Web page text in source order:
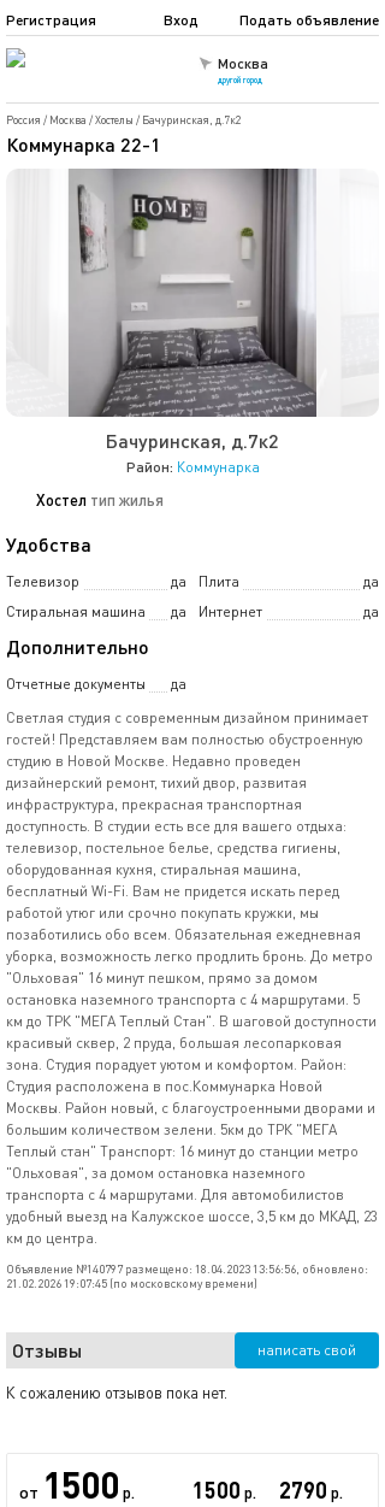
Москва
другой город
Подать объявление
Регистрация Вход
Россия / Москва /Хостелы / Бачуринская, д.7к2
Коммунарка 22-1
Бачуринская, д.7к2
Район: Коммунарка
Хостел тип жилья
Удобства
Телевизор да Плита
да
Стиральная машина
да Интернет да
Дополнительно
Отчетные документы
да
Светлая студия с современным дизайном принимает
гостей! Представляем вам полностью обустроенную
студию в Новой Москве. Недавно проведен
дизайнерский ремонт, тихий двор, развитая
инфраструктура, прекрасная транспортная
доступность. В студии есть все для вашего отдыха:
телевизор, постельное белье, средства гигиены,
оборудованная кухня, стиральная машина,
бесплатный Wi-Fi. Вам не придется искать перед
работой утюг или срочно покупать кружки, мы
позаботились обо всем. Обязательная ежедневная
уборка, возможность легко продлить бронь. До метро
"Ольховая" 16 минут пешком, прямо за домом
остановка наземного транспорта с 4 маршрутами. 5
км до ТРК "МЕГА Теплый Стан". В шаговой доступности
красивый сквер, 2 пруда, большая лесопарковая
зона. Студия порадует уютом и комфортом. Район:
Студия расположена в пос.Коммунарка Новой
Москвы. Район новый, с благоустроенными дворами и
большим количеством зелени. 5км до ТРК "МЕГА
Теплый стан" Транспорт: 16 минут до станции метро
"Ольховая", за домом остановка наземного
транспорта с 4 маршрутами. Для автомобилистов
удобный выезд на Калужское шоссе, 3,5 км до МКАД, 23
км до центра.
Объявление №140797 размещено: 18.04.2023 13:56:56, обновлено:
21.02.2026 19:07:45 (по московскому времени)
Отзывы написать свой
К сожалению отзывов пока нет.
от 1500 р.
1500 р.
2790 р.